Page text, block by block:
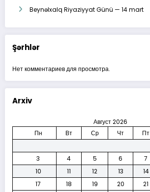
Beynəlxalq Riyaziyyat Günü — 14 mart
Şərhlər
Нет комментариев для просмотра.
Arxiv
Август 2026
Пн
Вт Ср Чт Пт
3
4 5 6 7
10
11 12 13 14
17
18 19 20 21